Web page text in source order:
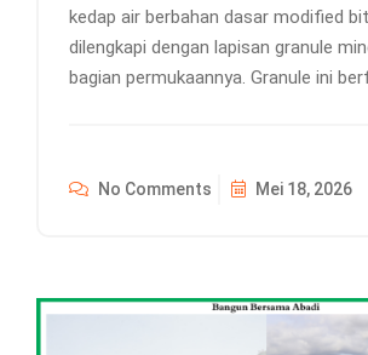
kedap air berbahan dasar modified
dilengkapi dengan lapisan granule
bagian permukaannya. Granule ini
No Comments Mei 18, 2026